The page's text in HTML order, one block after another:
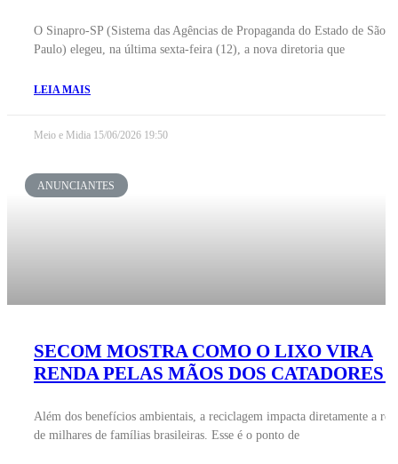
O Sinapro-SP (Sistema das Agências de Propaganda do Estado de São
Paulo) elegeu, na última sexta-feira (12), a nova diretoria que
LEIA MAIS
Meio e Midia 15/06/2026 19:50
ANUNCIANTES
SECOM MOSTRA COMO O LIXO VIRA
RENDA PELAS MÃOS DOS CATADORES
Além dos benefícios ambientais, a reciclagem impacta diretamente a
de milhares de famílias brasileiras. Esse é o ponto de